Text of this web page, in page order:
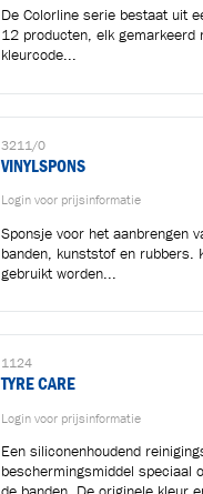
De Colorline serie bestaat uit
12 producten, elk gemarkeerd
kleurcode...
3211/0
VINYLSPONS
Login voor prijsinformatie
Sponsje voor het aanbrengen
banden, kunststof en rubbers.
gebruikt worden...
1124
TYRE CARE
Login voor prijsinformatie
Een siliconenhoudend
beschermingsmiddel speciaal